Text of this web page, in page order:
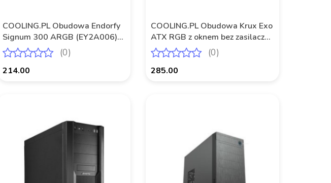
COOLING.PL Obudowa Endorfy
Signum 300 ARGB (EY2A006)
czarna
(0)
214.00
COOLING.PL Obudowa Krux Exo
ATX RGB z oknem bez zasilacza
czarna
(0)
285.00